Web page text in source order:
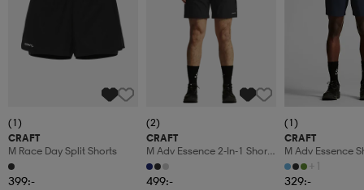
(1)
CRAFT
M Race Day Split Shorts
399:-
(2)
CRAFT
M Adv Essence 2-In-1 Shorts
2
499:-
(1)
CRAFT
M Adv Essence
+1
329:-